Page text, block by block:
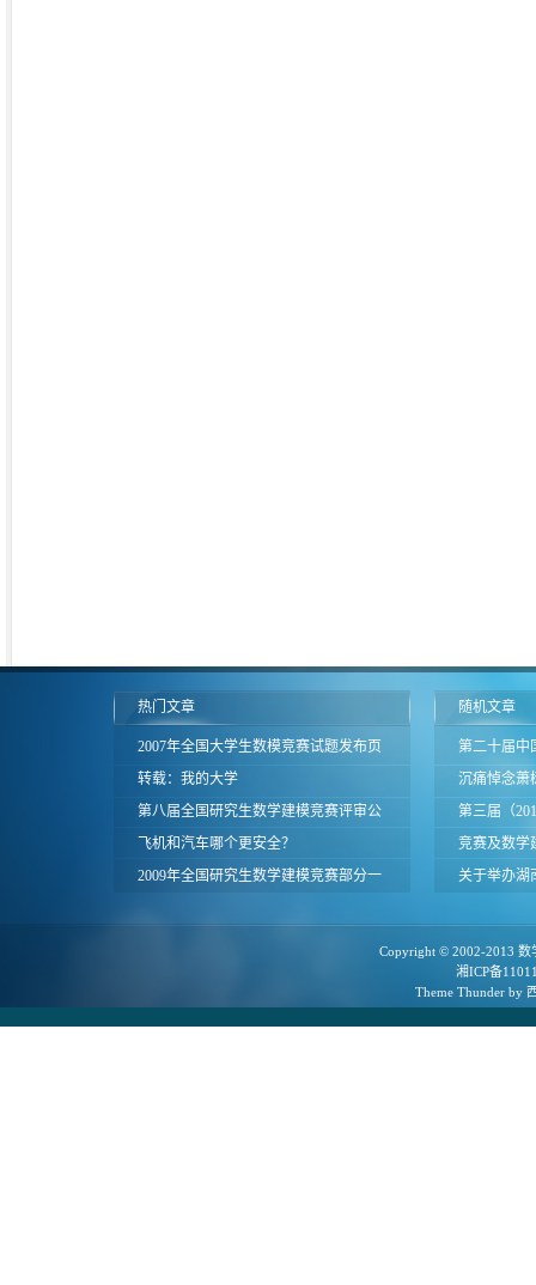
热门文章
2007年全国大学生数模竞赛试题发布页
面
转载：我的大学
第八届全国研究生数学建模竞赛评审公
告
飞机和汽车哪个更安全？
2009年全国研究生数学建模竞赛部分一
随机文章
第二十届中
论坛
沉痛悼念萧
第三届（
研究生数学
竞赛及数学
查通知
关于举办湖
Copyright © 2002-2013 数
湘ICP备
Theme Thunderby